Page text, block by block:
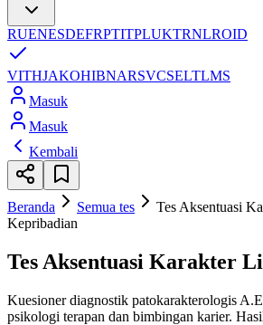
RUENESDEFRPTITPLUKTRNLROID
VITHJAKOHIBNARSVCSELTLMS
Masuk
Masuk
Kembali
Beranda Semua tes
Tes Aksentuasi
Kepribadian
Tes Aksentuasi Karakter
Kuesioner diagnostik patokarakterologis
psikologi terapan dan bimbingan karier.